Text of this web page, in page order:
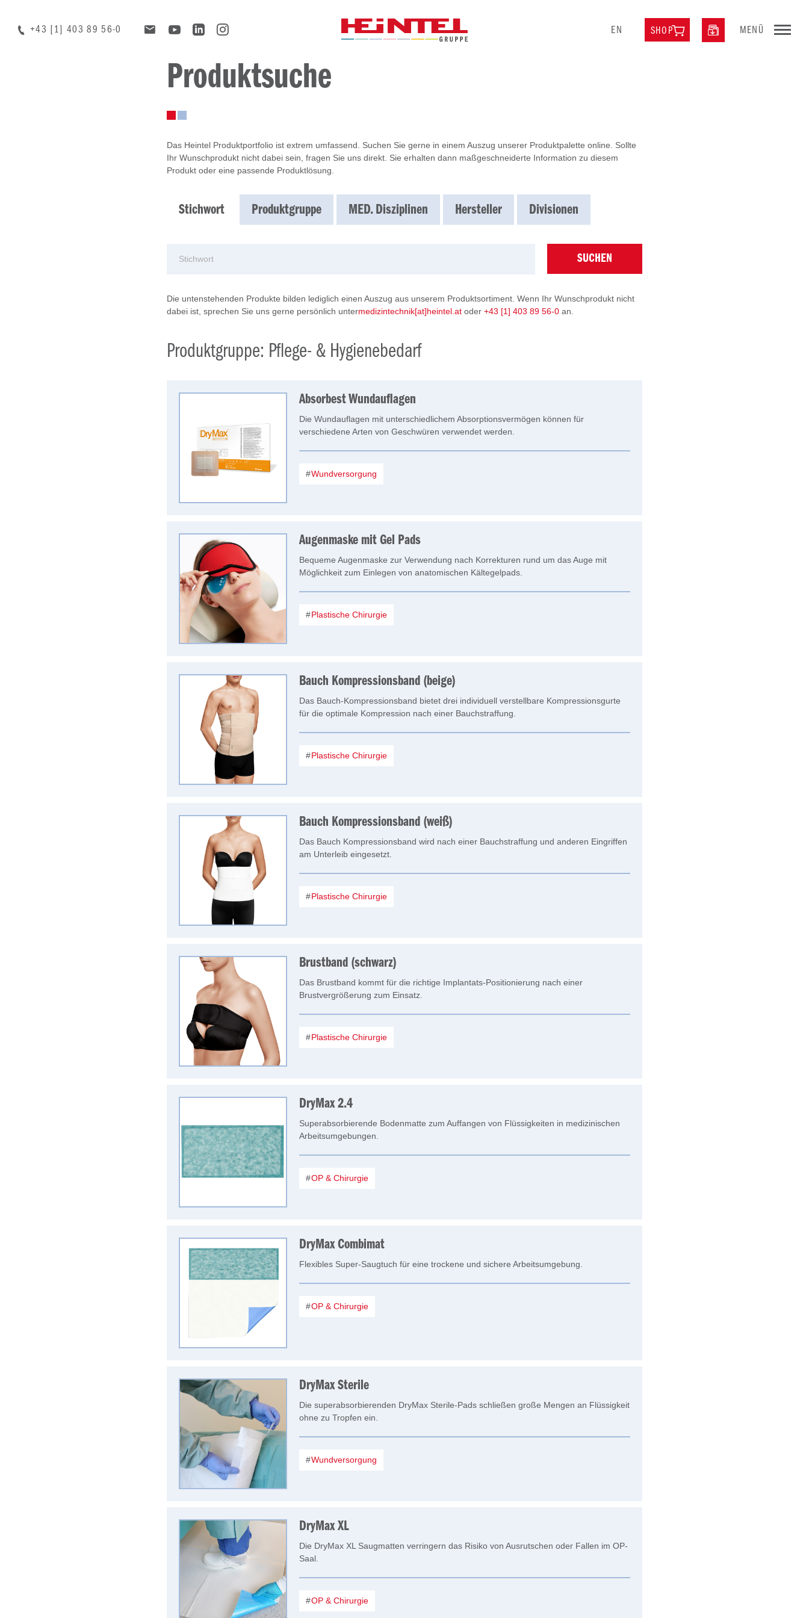
+43 [1] 403 89 56-0 EN SHOP MENÜ
Produktsuche
Das Heintel Produktportfolio ist extrem umfassend. Suchen Sie gerne in einem Auszug unserer Produktpalette online. Sollte
Ihr Wunschprodukt nicht dabei sein, fragen Sie uns direkt. Sie erhalten dann maßgeschneiderte Information zu diesem
Produkt oder eine passende Produktlösung.
Stichwort Produktgruppe MED. Disziplinen Hersteller Divisionen
SUCHEN
Die untenstehenden Produkte bilden lediglich einen Auszug aus unserem Produktsortiment. Wenn Ihr Wunschprodukt nicht
dabei ist, sprechen Sie uns gerne persönlich untermedizintechnik[at]heintel.at oder +43 [1] 403 89 56-0 an.
Produktgruppe: Pflege- & Hygienebedarf
Absorbest Wundauflagen
Die Wundauflagen mit unterschiedlichem Absorptionsvermögen können für
verschiedene Arten von Geschwüren verwendet werden.
Wundversorgung
Augenmaske mit Gel Pads
Bequeme Augenmaske zur Verwendung nach Korrekturen rund um das Auge mit
Möglichkeit zum Einlegen von anatomischen Kältegelpads.
Plastische Chirurgie
Bauch Kompressionsband (beige)
Das Bauch-Kompressionsband bietet drei individuell verstellbare Kompressionsgurte
für die optimale Kompression nach einer Bauchstraffung.
Plastische Chirurgie
Bauch Kompressionsband (weiß)
Das Bauch Kompressionsband wird nach einer Bauchstraffung und anderen Eingriffen
am Unterleib eingesetzt.
Plastische Chirurgie
Brustband (schwarz)
Das Brustband kommt für die richtige Implantats-Positionierung nach einer
Brustvergrößerung zum Einsatz.
Plastische Chirurgie
DryMax 2.4
Superabsorbierende Bodenmatte zum Auffangen von Flüssigkeiten in medizinischen
Arbeitsumgebungen.
OP & Chirurgie
DryMax Combimat
Flexibles Super-Saugtuch für eine trockene und sichere Arbeitsumgebung.
OP & Chirurgie
DryMax Sterile
Die superabsorbierenden DryMax Sterile-Pads schließen große Mengen an Flüssigkeit
ohne zu Tropfen ein.
Wundversorgung
DryMax XL
Die DryMax XL Saugmatten verringern das Risiko von Ausrutschen oder Fallen im OP-
Saal.
OP & Chirurgie